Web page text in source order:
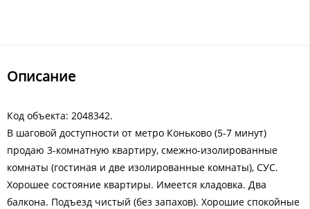
Описание
Код объекта: 2048342.
В шаговой доступности от метро Коньково (5-7 минут)
продаю 3-комнатную квартиру, смежно-изолированные
комнаты (гостиная и две изолированные комнаты), СУС.
Хорошее состояние квартиры. Имеется кладовка. Два
балкона. Подъезд чистый (без запахов). Хорошие спокойные